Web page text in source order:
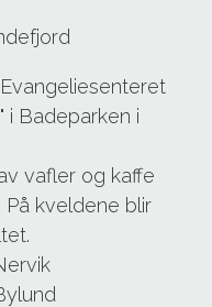
i Badeparken i
vafler og kaffe
kveldene blir